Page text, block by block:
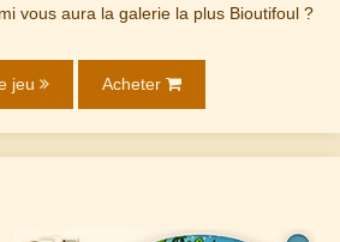
vous aura la galerie la plus Bioutifoul ?
jeu Acheter